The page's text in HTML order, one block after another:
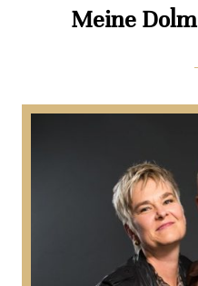
Meine